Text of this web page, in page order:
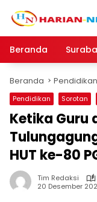
Beranda
Beranda Pendidikan
Pendidikan Sorotan
Ketika Guru
HUT ke-80
Tim Redaksi
20 Desember